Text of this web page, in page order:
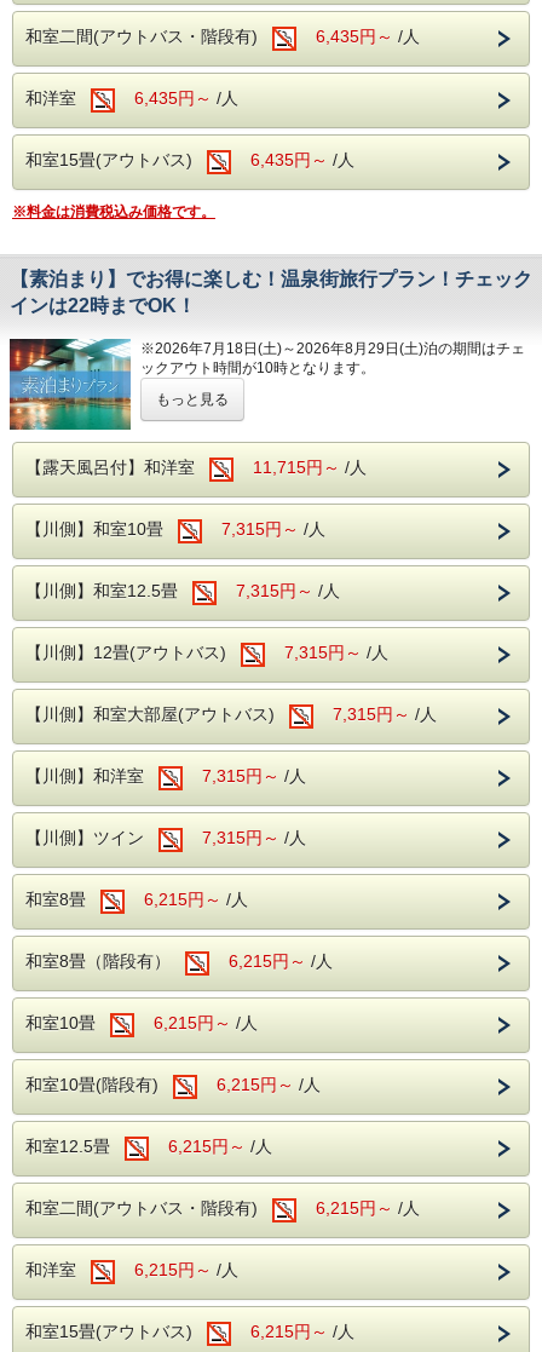
せんので、ご注意ください。
2泊限定のプランとなります。
ご予約後に1泊、3泊以上に変更される場合は
通常プランの料金となります。
---ご夕食---
みいただけます。
ソフトドリンク・アルコールが飲み放題！
夕食時間は宿泊日の前日に確定致しますので
お電話にてご確認下さい。
※開始時間より90分間です。
和洋バイキング、ソフトドリンクもサービス
---温泉---
大浴場は2箇所あり、どちらも露天風呂が併
設されております。
ビーナスからお湯が出ている洋風のエンゼル
風呂、浴槽が3つ設置されている川蝉の湯、
露天風呂はどちらも岩を使用した和風の露天
風呂となります。
---館内施設---
・【予約制】無料カラオケルーム(当日予約
制)
・【予約無】無料卓球ルーム
・【予約制】無料全自動麻雀ルーム(前日ま
での予約制)
・【有料】 ゲームコーナー
当館のロビーにはグランドピアノを設置して
ます。
ロビーからは自然溢れる松川をご覧いただけ
ます。
和室二間(アウトバス・階段有) 6,435円～ /人
和洋室 6,435円～ /人
和室15畳(アウトバス) 6,435円～ /人
※料金は消費税込み価格です。
【素泊まり】でお得に楽しむ！温泉街旅行プラン！チェック
インは22時までOK！
※2026年7月18日(土)～2026年8月29日(土)泊の期間はチェ
ックアウト時間が10時となります。
思いっきり観光と夕食を楽しんでから、 ゆっくりホテルに
チェックインしたい～！！
お仕事帰りじゃ夕食に間に合わないけど、
温泉入ってのんびりしたい～！！
そんな計画に持ってこいの、お得な格安「素泊まり」プラン
です♪
日頃のお疲れを癒しに、伊東までいらっしゃませんか？
もちろん一人旅も大歓迎♪
ル。
もちろん当ホテルのお風呂は天然温泉（一部加水有り）掛け
やさしい泉質と豊かな効能が心と体を癒してくれます。
お食事はございませんが「温泉」や「館内の無料娯楽施設」
を
存分にお楽しみいただき、お部屋でゆっくりお休みになった
後は、
ゆとりの11時チェックアウト！
また、全室Wi-Fi使用可能です！
お部屋でもお寛ぎしながら、お仕事や動画見る事ができま
す！
大浴場は24：00にクローズしますが、
朝5：00～の早朝ご入浴も気持ちいい～ですよ☆
---温泉---
大浴場は2箇所あり、どちらも露天風呂が併
設されております。
ビーナスからお湯が出ている洋風のエンゼル
風呂、浴槽が3つ設置されている川蝉の湯、
露天風呂はどちらも岩を使用した和風の露天
風呂となります。
・【予約制】無料カラオケルーム(当日予約
制)
・【予約無】無料卓球ルーム
もっと見る
【露天風呂付】和洋室 11,715円～ /人
【川側】和室10畳 7,315円～ /人
【川側】和室12.5畳 7,315円～ /人
【川側】12畳(アウトバス) 7,315円～ /人
【川側】和室大部屋(アウトバス) 7,315円～ /人
【川側】和洋室 7,315円～ /人
【川側】ツイン 7,315円～ /人
和室8畳 6,215円～ /人
和室8畳（階段有） 6,215円～ /人
和室10畳 6,215円～ /人
和室10畳(階段有) 6,215円～ /人
和室12.5畳 6,215円～ /人
和室二間(アウトバス・階段有) 6,215円～ /人
和洋室 6,215円～ /人
和室15畳(アウトバス) 6,215円～ /人